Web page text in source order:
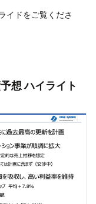
イドをご覧くださ
想 ハイライト